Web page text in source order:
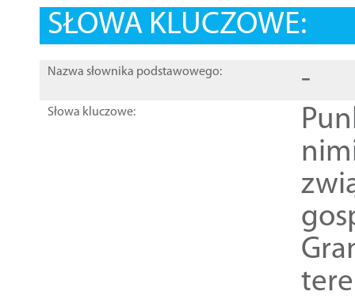
SŁOWA KLUCZOWE:
Nazwa słownika podstawowego: -
Słowa kluczowe: